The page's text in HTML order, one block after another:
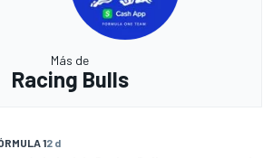
Más de
Racing Bulls
12 d